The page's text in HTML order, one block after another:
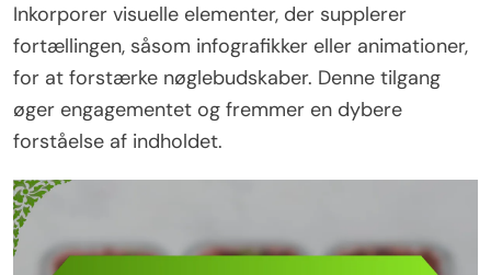
Inkorporer visuelle elementer, der supplerer
fortællingen, såsom infografikker eller animationer,
for at forstærke nøglebudskaber. Denne tilgang
øger engagementet og fremmer en dybere
forståelse af indholdet.